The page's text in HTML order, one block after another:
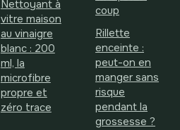
Nettoyant à
vitre maison
au vinaigre
blanc : 200
ml, la
microfibre
propre et
zéro trace
coup
Rillette
enceinte :
peut-on en
manger sans
risque
pendant la
grossesse ?